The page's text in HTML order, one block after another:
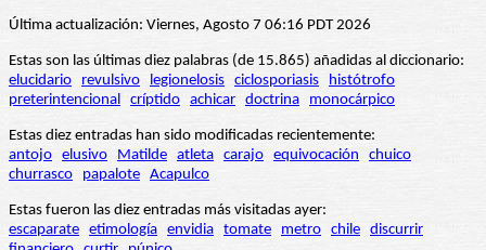
Última actualización: Viernes, Agosto 7 06:16 PDT 2026
Estas son las últimas diez palabras (de 15.865) añadidas al diccionario:
elucidario
revulsivo legionelosis ciclosporiasis
histótrofo
preterintencional críptido achicar doctrina monocárpico
Estas diez entradas han sido modificadas recientemente:
antojo elusivo Matilde atleta carajo equivocación
chuico
churrasco
papalote Acapulco
Estas fueron las diez entradas más visitadas ayer:
escaparate etimología envidia tomate metro chile discurrir